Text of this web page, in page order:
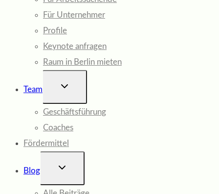
Für Unternehmer
Profile
Keynote anfragen
Raum in Berlin mieten
Team
UNTERMENÜ
Geschäftsführung
Coaches
Fördermittel
Blog
UNTERMENÜ